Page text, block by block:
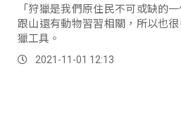
「狩獵是我們原住民不可或缺的
跟山還有動物習習相關，所以也
獵工具。
2021-11-01 12:13